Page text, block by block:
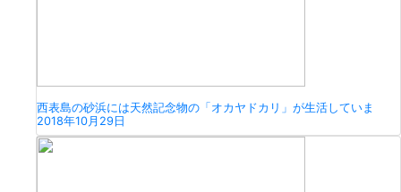
西表島の砂浜には天然記念物の「オカヤドカリ」が生活していま
2018年10月29日